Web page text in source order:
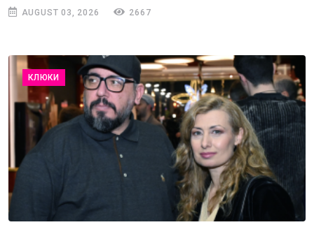
AUGUST 03, 2026 2667
КЛЮКИ